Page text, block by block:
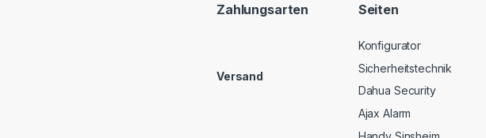
Zahlungsarten
Versand
Seiten
Konfigurator
Sicherheitstechnik
Dahua Security
Ajax Alarm